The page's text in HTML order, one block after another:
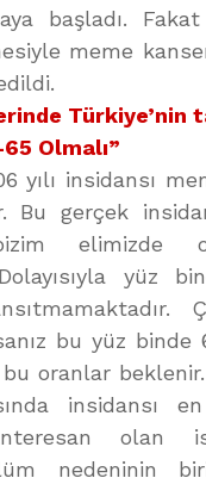
başladı. Fakat
meme
Türkiye’nin
Olmalı”
yılı insidansı
Bu gerçek
elimizde
yüz
bu yüz binde
oranlar
insidansı
olan
nedeninin